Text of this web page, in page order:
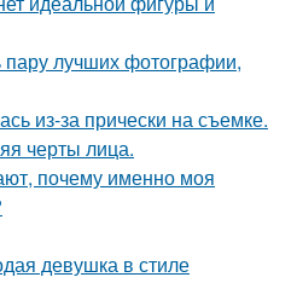
пару лучших фотографии,
из-за прически на съемке.
черты лица.
почему именно моя
девушка в стиле